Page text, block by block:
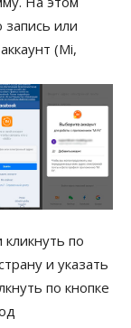
или
(Mi,
по
и указать
по кнопке